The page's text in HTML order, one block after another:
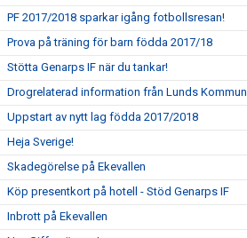
PF 2017/2018 sparkar igång fotbollsresan!
Prova på träning för barn födda 2017/18
Stötta Genarps IF när du tankar!
Drogrelaterad information från Lunds Kommun
Uppstart av nytt lag födda 2017/2018
Heja Sverige!
Skadegörelse på Ekevallen
Köp presentkort på hotell - Stöd Genarps IF
Inbrott på Ekevallen